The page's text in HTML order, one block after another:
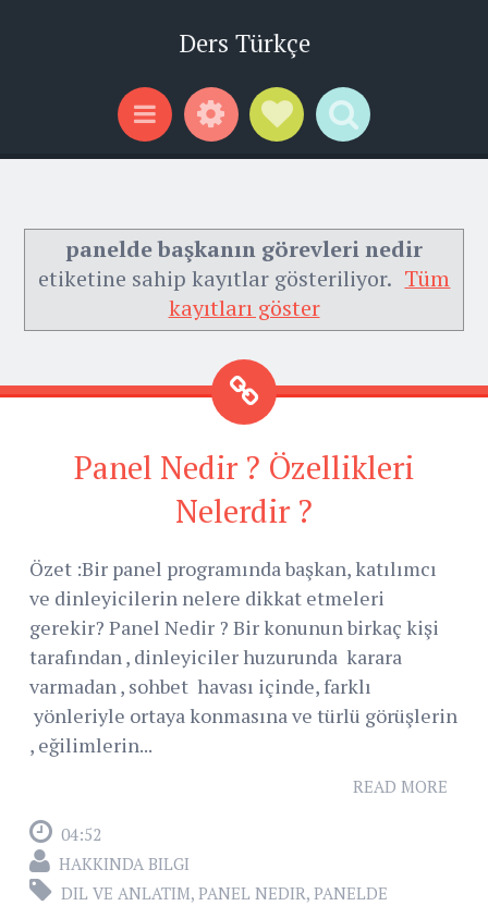
Ders Türkçe
Menu WidgetsSocial Links
Search
panelde başkanın görevleri nedir
etiketine sahip kayıtlar gösteriliyor. Tüm
kayıtları göster
Panel Nedir ? Özellikleri
Nelerdir ?
Özet :Bir panel programında başkan, katılımcı
ve dinleyicilerin nelere dikkat etmeleri
gerekir? Panel Nedir ? Bir konunun birkaç kişi
tarafından , dinleyiciler huzurunda karara
varmadan , sohbet havası içinde, farklı
yönleriyle ortaya konmasına ve türlü görüşlerin
, eğilimlerin...
READ MORE
04:52
HAKKINDA BILGI
DIL VE ANLATIM, PANEL NEDIR, PANELDE